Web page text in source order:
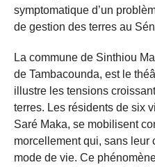
symptomatique d’un
de gestion des terres au
La commune de Sinthiou
de Tambacounda, est le
illustre les tensions
terres. Les résidents de six
Saré Maka, se mobilisent
morcellement qui, sans leur
mode de vie. Ce